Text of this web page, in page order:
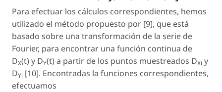
Para efectuar los cálculos correspondientes, hemos
utilizado el método propuesto por [9], que está
basado sobre una transformación de la serie de
Fourier, para encontrar una función continua de
DX(t) y DY(t) a partir de los puntos muestreados DXi y
DYi [10]. Encontradas la funciones correspondientes,
efectuamos